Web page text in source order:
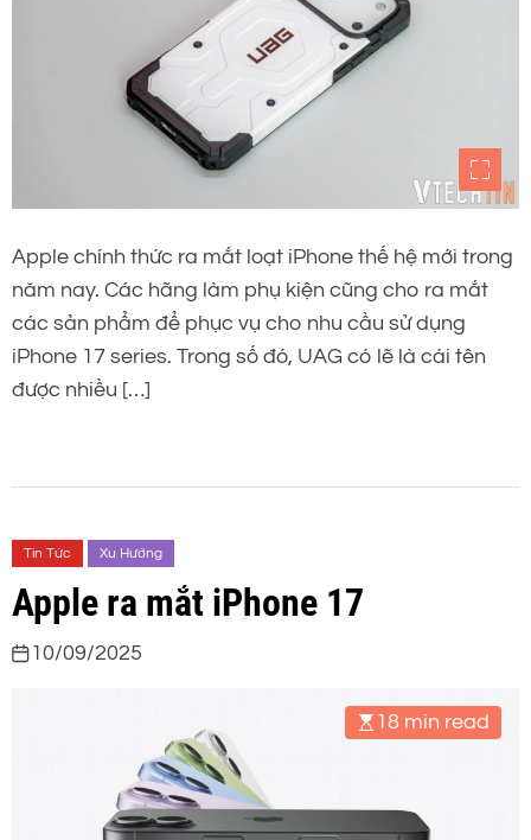
Apple chính thức ra mắt loạt iPhone thế hệ mới trong
năm nay. Các hãng làm phụ kiện cũng cho ra mắt
các sản phẩm để phục vụ cho nhu cầu sử dụng
iPhone 17 series. Trong số đó, UAG có lẽ là cái tên
được nhiều […]
Tin Tức Xu Hướng
Apple ra mắt iPhone 17
10/09/2025
18 min read